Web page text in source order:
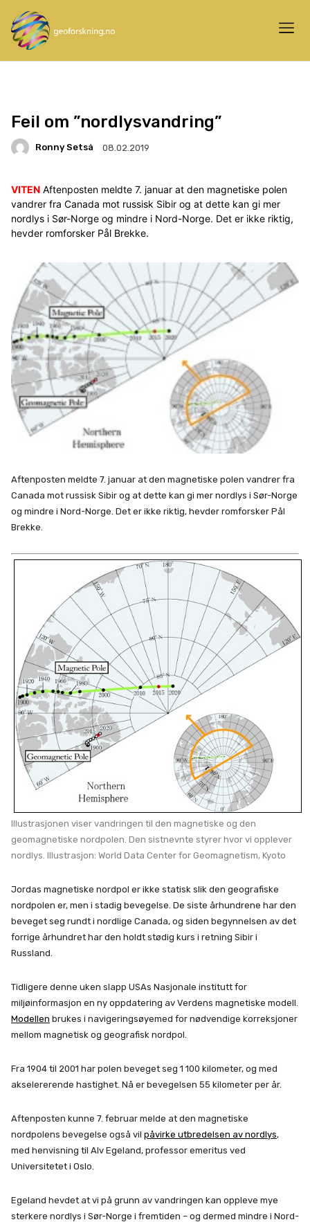
Feil om ”nordlysvandring”
Ronny Setså 08.02.2019
VITEN Aftenposten meldte 7. januar at den magnetiske polen
vandrer fra Canada mot russisk Sibir og at dette kan gi mer
nordlys i Sør-Norge og mindre i Nord-Norge. Det er ikke riktig,
hevder romforsker Pål Brekke.
Aftenposten meldte 7. januar at den magnetiske polen vandrer fra
Canada mot russisk Sibir og at dette kan gi mer nordlys i Sør-Norge
og mindre i Nord-Norge. Det er ikke riktig, hevder romforsker Pål
Brekke.
Illustrasjonen viser vandringen til den magnetiske og den
geomagnetiske nordpolen. Den sistnevnte styrer hvor vi opplever
nordlys. Illustrasjon: World Data Center for Geomagnetism, Kyoto
Jordas magnetiske nordpol er ikke statisk slik den geografiske
nordpolen er, men i stadig bevegelse. De siste århundrene har den
beveget seg rundt i nordlige Canada, og siden begynnelsen av det
forrige århundret har den holdt stødig kurs i retning Sibir i
Russland.
Tidligere denne uken slapp USAs Nasjonale institutt for
miljøinformasjon en ny oppdatering av Verdens magnetiske modell.
Modellen brukes i navigeringsøyemed for nødvendige korreksjoner
mellom magnetisk og geografisk nordpol.
Fra 1904 til 2001 har polen beveget seg 1 100 kilometer, og med
akselererende hastighet. Nå er bevegelsen 55 kilometer per år.
Aftenposten kunne 7. februar melde at den magnetiske
nordpolens bevegelse også vil påvirke utbredelsen av nordlys,
med henvisning til Alv Egeland, professor emeritus ved
Universitetet i Oslo.
Egeland hevdet at vi på grunn av vandringen kan oppleve mye
sterkere nordlys i Sør-Norge i fremtiden – og dermed mindre i Nord-